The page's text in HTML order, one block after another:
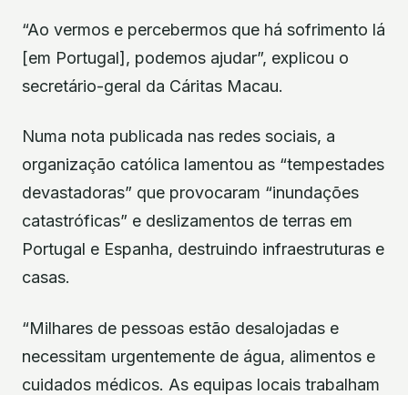
“Ao vermos e percebermos que há sofrimento lá
[em Portugal], podemos ajudar”, explicou o
secretário-geral da Cáritas Macau.
Numa nota publicada nas redes sociais, a
organização católica lamentou as “tempestades
devastadoras” que provocaram “inundações
catastróficas” e deslizamentos de terras em
Portugal e Espanha, destruindo infraestruturas e
casas.
“Milhares de pessoas estão desalojadas e
necessitam urgentemente de água, alimentos e
cuidados médicos. As equipas locais trabalham